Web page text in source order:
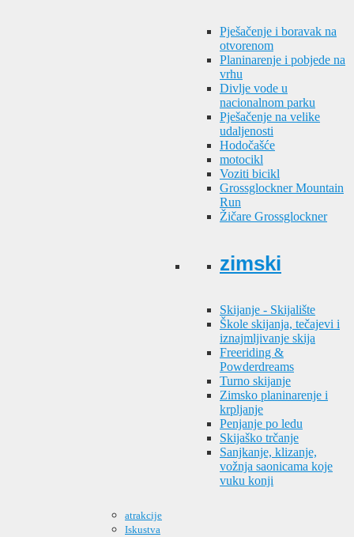
Pješačenje i boravak na
otvorenom
Planinarenje i pobjede na
vrhu
Divlje vode u
nacionalnom parku
Pješačenje na velike
udaljenosti
Hodočašće
motocikl
Voziti bicikl
Grossglockner Mountain
Run
Žičare Grossglockner
zimski
Skijanje - Skijalište
Škole skijanja, tečajevi i
iznajmljivanje skija
Freeriding &
Powderdreams
Turno skijanje
Zimsko planinarenje i
krpljanje
Penjanje po ledu
Skijaško trčanje
Sanjkanje, klizanje,
vožnja saonicama koje
vuku konji
atrakcije
Iskustva